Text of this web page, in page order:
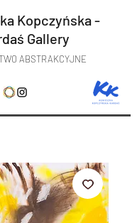
Kopczyńska -
Gallery
ABSTRAKCYJNE